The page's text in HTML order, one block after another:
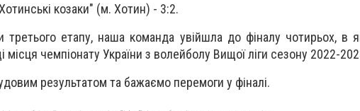
козаки" (м. Хотин) - 3:2.
третього етапу, наша команда увійшла до фіналу чотирьох, в
місця чемпіонату України з волейболу Вищої ліги сезону 2022-
результатом та бажаємо перемоги у фіналі.